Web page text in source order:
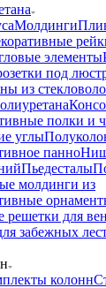
Молдинги
элементы
под
из
полки и
углы
панно
Пьедесталы
молдинги из
решетки для
забежных
колонн